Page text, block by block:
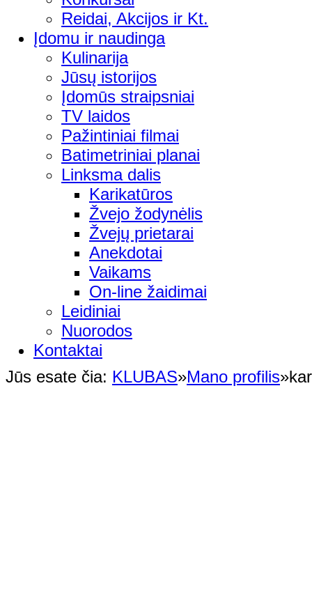
Reidai, Akcijos ir Kt.
Įdomu ir naudinga
Kulinarija
Jūsų istorijos
Įdomūs straipsniai
TV laidos
Pažintiniai filmai
Batimetriniai planai
Linksma dalis
Karikatūros
Žvejo žodynėlis
Žvejų prietarai
Anekdotai
Vaikams
On-line žaidimai
Leidiniai
Nuorodos
Kontaktai
Jūs esate čia: KLUBAS»Mano profilis»